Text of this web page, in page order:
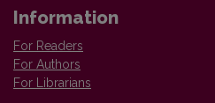
Information
For Readers
For Authors
For Librarians